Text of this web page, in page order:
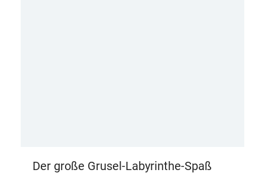
Der große Grusel-Labyrinthe-Spaß